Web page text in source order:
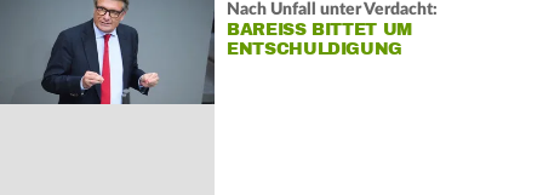
Nach Unfall unter Verdacht:
BAREISS BITTET UM E
NTSCHULDIGUNG